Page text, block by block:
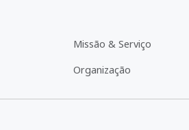
Missão & Serviço
Organização